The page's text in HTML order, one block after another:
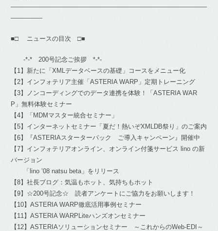
―――――――――――――――――――――――――――――――
―――――
■□ ニュースの目次 □■
-*-* 200号記念ご挨拶 *-*-
【1】新たに「XMLデータベースの基礎」コースをメニュー化
【2】インフォテリア主催「ASTERIA WARP」定期トレーニング
【3】ノンコーディングでのデータ連携を体験！「ASTERIA WAR
P」無料体験セミナー
【4】「MDMマスター統合セミナー」
【5】インターネットセミナー「夏だ！熱いぞXMLDB祭り」のご案内
【6】『ASTERIAスターターパック ご導入キャンペーン』開催中
【7】インフォテリアオンライン、オンライン付箋サービス lino の新
バージョン
「lino ’08 natsu beta」をリリース
【8】社長ブログ：気温もホット、気持ちもホット
【9】☆200号記念☆ 読者アンケートにご協力をお願いします！
【10】ASTERIA WARP徹底活用事例セミナー
【11】ASTERIA WARPLiteハンズオンセミナー
【12】ASTERIAソリューションセミナー ～これからのWeb-EDI～